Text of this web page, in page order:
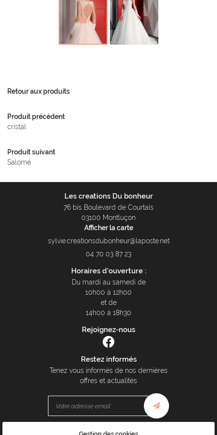
Retour aux produits
Produit précédent
cristal
Produit suivant
Salomé
Les creations Du bonheur
76 bis Boulevard de Courtais
03100 Montluçon
Afficher la carte
04 70 03 87 23
Horaires d'ouverture :
Du mardi au samedi de
10h00 à 12h00
et de
14h00 à 18h30
Rejoignez-nous
Restez informés
Tenez vous informés de nos dernières
offres et actualités